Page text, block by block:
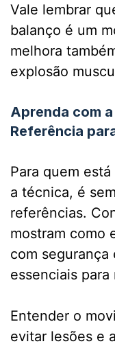
Vale lembrar
balanço é um
melhora
explosão
Aprenda com
Referência
Para quem
a técnica, é
referências.
mostram como
com
essenciais para
Entender o
evitar lesões e